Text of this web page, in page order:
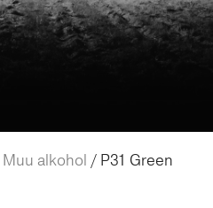
Muu alkohol / P31 Green